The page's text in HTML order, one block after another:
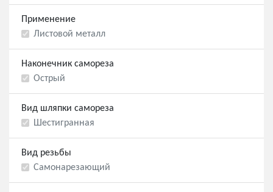
Применение
Листовой металл
Наконечник самореза
Острый
Вид шляпки самореза
Шестигранная
Вид резьбы
Самонарезающий